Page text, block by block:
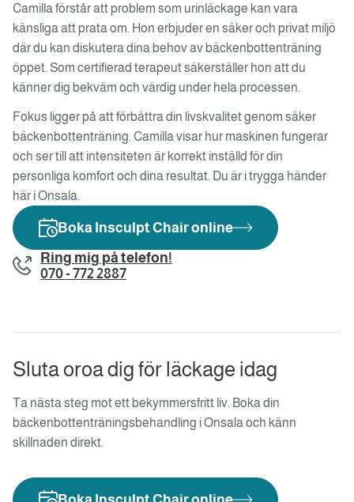
Camilla förstår att problem som urinläckage kan vara
känsliga att prata om. Hon erbjuder en säker och privat miljö
där du kan diskutera dina behov av bäckenbottenträning
öppet. Som certifierad terapeut säkerställer hon att du
känner dig bekväm och värdig under hela processen.
Fokus ligger på att förbättra din livskvalitet genom säker
bäckenbottenträning. Camilla visar hur maskinen fungerar
och ser till att intensiteten är korrekt inställd för din
personliga komfort och dina resultat. Du är i trygga händer
här i Onsala.
Boka Insculpt Chair online
Ring mig på telefon!
070 - 772 2887
Sluta oroa dig för läckage idag
Ta nästa steg mot ett bekymmersfritt liv. Boka din
bäckenbottenträningsbehandling i Onsala och känn
skillnaden direkt.